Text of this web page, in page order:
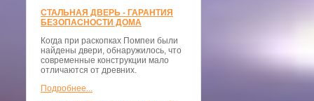
СТАЛЬНАЯ ДВЕРЬ - ГАРАНТИЯ
БЕЗОПАСНОСТИ ДОМА
Когда при раскопках Помпеи были
найдены двери, обнаружилось, что
современные конструкции мало
отличаются от древних.
Подробнее...